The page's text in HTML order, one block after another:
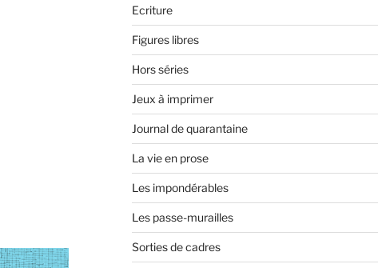
Ecriture
Figures libres
Hors séries
Jeux à imprimer
Journal de quarantaine
La vie en prose
Les impondérables
Les passe-murailles
Sorties de cadres